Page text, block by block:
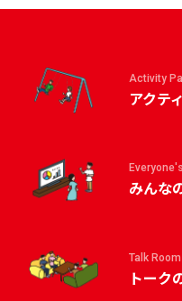
Activity
アクテ
みんな
Talk Room
トーク